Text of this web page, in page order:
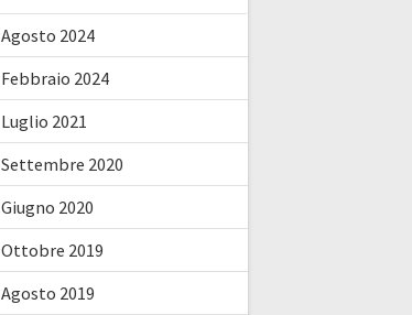
Agosto 2024
Febbraio 2024
Luglio 2021
Settembre 2020
Giugno 2020
Ottobre 2019
Agosto 2019